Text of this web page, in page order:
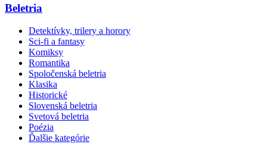
Beletria
Detektívky, trilery a horory
Sci-fi a fantasy
Komiksy
Romantika
Spoločenská beletria
Klasika
Historické
Slovenská beletria
Svetová beletria
Poézia
Ďalšie kategórie